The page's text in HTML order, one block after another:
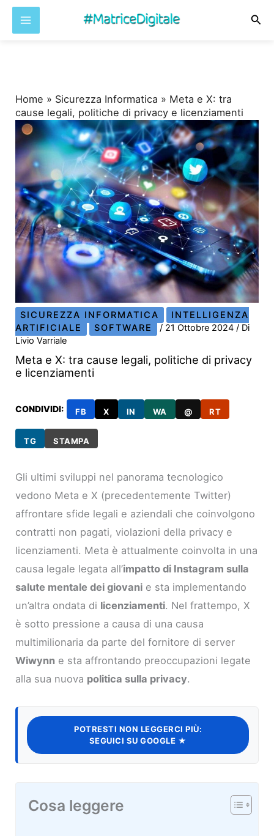
Home » Sicurezza Informatica » Meta e X: tra
cause legali, politiche di privacy e licenziamenti
SICUREZZA INFORMATICA
INTELLIGENZA
ARTIFICIALE
SOFTWARE / 21 Ottobre 2024/ Di
Livio Varriale
Meta e X: tra cause legali, politiche di privacy
e licenziamenti
CONDIVIDI: FB X IN WA @ RT
TG STAMPA
Gli ultimi sviluppi nel panorama tecnologico
vedono Meta e X (precedentemente Twitter)
affrontare sfide legali e aziendali che coinvolgono
contratti non pagati, violazioni della privacy e
licenziamenti. Meta è attualmente coinvolta in una
causa legale legata all’impatto di Instagram sulla
salute mentale dei giovani e sta implementando
un’altra ondata di licenziamenti. Nel frattempo, X
è sotto pressione a causa di una causa
multimilionaria da parte del fornitore di server
Wiwynn e sta affrontando preoccupazioni legate
alla sua nuova politica sulla privacy.
POTRESTI NON LEGGERCI PIÙ:
SEGUICI SU GOOGLE ★
Cosa leggere